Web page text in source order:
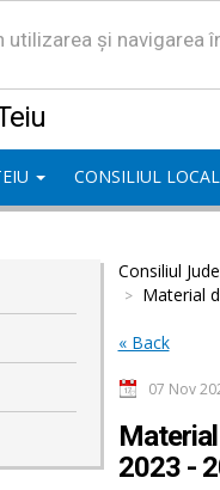
și navigarea
CONSILIUL LOCAL
Consiliul
Material
« Back
07 Nov
2023 -